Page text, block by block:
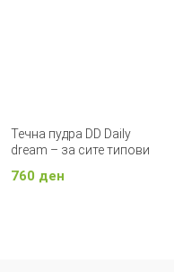
Течна пудра DD Daily
dream – за сите типови
760 ден